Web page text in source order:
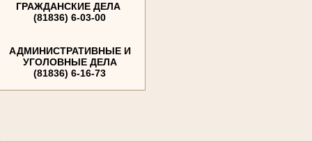
ГРАЖДАНСКИЕ ДЕЛА
(81836) 6-03-00
АДМИНИСТРАТИВНЫЕ И
УГОЛОВНЫЕ ДЕЛА
(81836) 6-16-73